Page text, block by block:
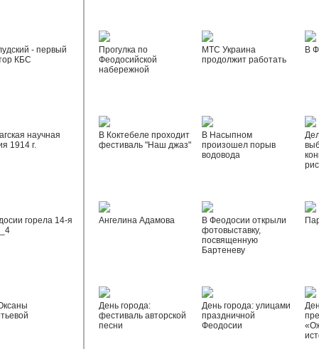
- первый
КБС
научная
1914 г.
горела 14-я
Прогулка по
Феодосийской
набережной
МТС Украина
продолжит работать
В
В Коктебеле проходит
фестиваль "Наш джаз"
В Насыпном
произошел порыв
водовода
Ангелина Адамова
В Феодосии открыли
фотовыставку,
посвященную
Бартеневу
День города:
фестиваль авторской
песни
День города: улицами
праздничной
Феодосии